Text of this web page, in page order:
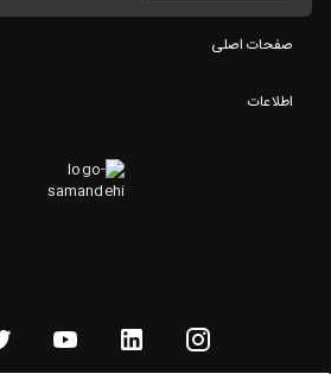
صفحات اصلی
اطلاعات